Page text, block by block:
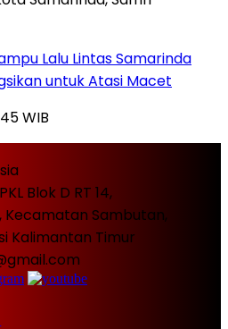
Lalu Lintas Samarinda
untuk Atasi Macet
WIB
Blok D RT 14,
Kecamatan Sambutan,
Kalimantan Timur